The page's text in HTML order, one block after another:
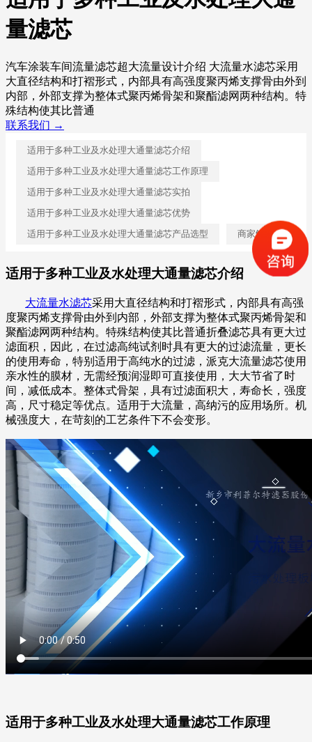
量滤芯
汽车涂装车间流量滤芯超大流量设计介绍 大流量水滤芯采用
大直径结构和打褶形式，内部具有高强度聚丙烯支撑骨由外到
内部，外部支撑为整体式聚丙烯骨架和聚酯滤网两种结构。特
殊结构使其比普通
联系我们 →
适用于多种工业及水处理大通量滤芯介绍
适用于多种工业及水处理大通量滤芯工作原理
适用于多种工业及水处理大通量滤芯实拍
适用于多种工业及水处理大通量滤芯优势
适用于多种工业及水处理大通量滤芯产品选型
商家解答
适用于多种工业及水处理大通量滤芯介绍
大流量水滤芯采用大直径结构和打褶形式，内部具有高强
度聚丙烯支撑骨由外到内部，外部支撑为整体式聚丙烯骨架和
聚酯滤网两种结构。特殊结构使其比普通折叠滤芯具有更大过
滤面积，因此，在过滤高纯试剂时具有更大的过滤流量，更长
的使用寿命，特别适用于高纯水的过滤，派克大流量滤芯使用
亲水性的膜材，无需经预润湿即可直接使用，大大节省了时
间，减低成本。整体式骨架，具有过滤面积大，寿命长，强度
高，尺寸稳定等优点。适用于大流量，高纳污的应用场所。机
械强度大，在苛刻的工艺条件下不会变形。
适用于多种工业及水处理大通量滤芯工作原理